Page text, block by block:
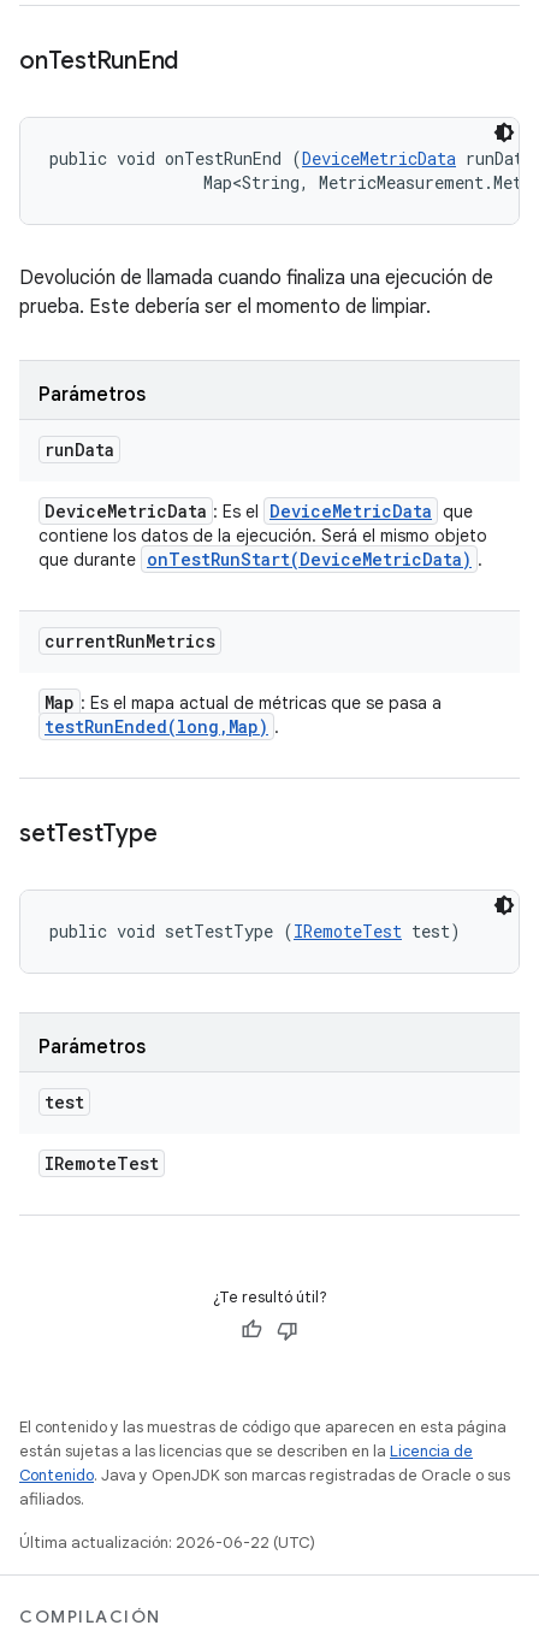
onTestRunEnd
public void onTestRunEnd (DeviceMetricData
Map<String,
Devolución de llamada cuando finaliza una ejecución de
prueba. Este debería ser el momento de limpiar.
Parámetros
runData
DeviceMetricData : Es el DeviceMetricData que
contiene los datos de la ejecución. Será el mismo objeto
que durante onTestRunStart(DeviceMetricData) .
currentRunMetrics
Map : Es el mapa actual de métricas que se pasa a
testRunEnded(long , Map) .
setTestType
public void setTestType (IRemoteTest test)
Parámetros
test
IRemoteTest
¿Te resultó útil?
El contenido y las muestras de código que aparecen en esta página
están sujetas a las licencias que se describen en la Licencia de
Contenido. Java y OpenJDK son marcas registradas de Oracle o sus
afiliados.
Última actualización: 2026-06-22 (UTC)
COMPILACIÓN